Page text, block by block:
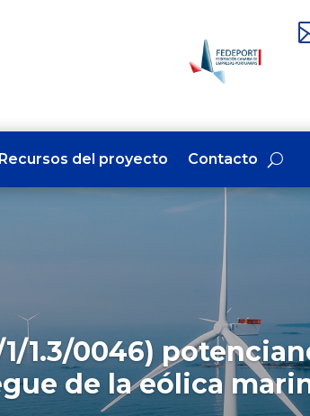
Recursos del proyecto Contacto
1.3/0046)
de la eólica